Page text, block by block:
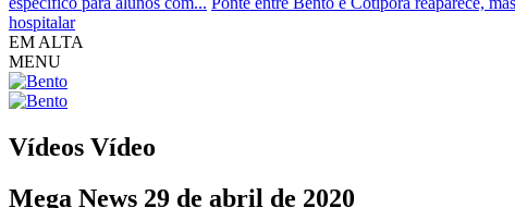
hospitalar
EM ALTA
MENU
Vídeos Vídeo
Mega News 29 de abril de 2020